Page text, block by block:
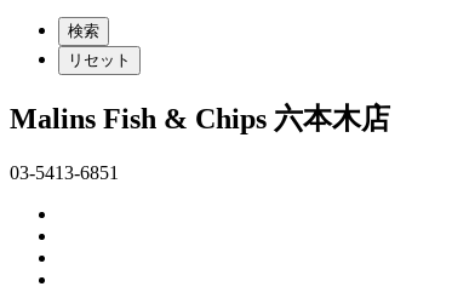
Malins Fish & Chips 六本木店
03-5413-6851